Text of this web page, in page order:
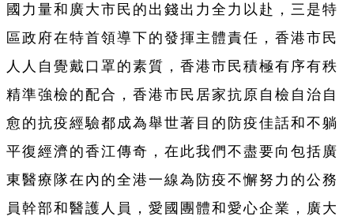
國力量和廣大市民的出錢出力全力以赴，三是特
區政府在特首領導下的發揮主體責任，香港市民
人人自覺戴口罩的素質，香港市民積極有序有秩
精準強檢的配合，香港市民居家抗原自檢自治自
愈的抗疫經驗都成為舉世著目的防疫佳話和不躺
平復經濟的香江傳奇，在此我們不盡要向包括廣
東醫療隊在內的全港一線為防疫不懈努力的公務
員幹部和醫護人員，愛國團體和愛心企業，廣大